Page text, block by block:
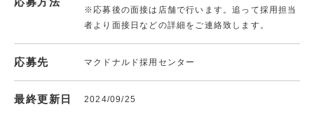
※応募後の面接は店舗で行います。追って採用担当
者より面接日などの詳細をご連絡致します。
応募先 マクドナルド採用センター
最終更新日 2024/09/25